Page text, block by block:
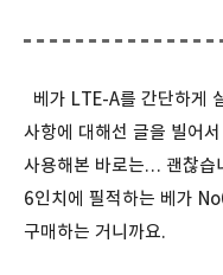
베가 LTE-A를 간단하게
사항에 대해선 글을 빌어
사용해본 바로는… 괜찮습
6인치에 필적하는 베가
구매하는 거니까요.